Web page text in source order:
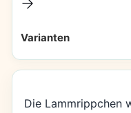
Varianten
Die Lammrippchen